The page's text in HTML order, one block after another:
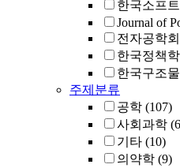
한국소프
Journal of
전자공학회
한국정책
한국구조
주제분류
공학 (107)
사회과학
기타 (10)
의약학 (9)